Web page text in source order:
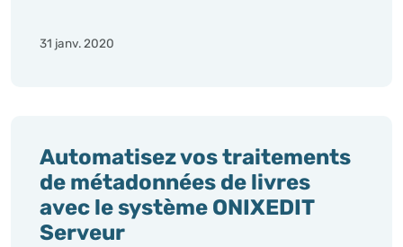
31 janv. 2020
Automatisez vos traitements
de métadonnées de livres
avec le système ONIXEDIT
Serveur